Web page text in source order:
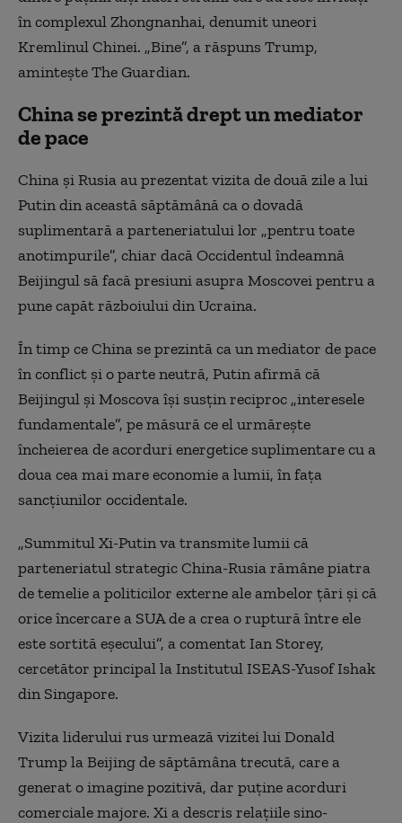
în complexul Zhongnanhai, denumit uneori
Kremlinul Chinei. „Bine”, a răspuns Trump,
amintește The Guardian.
China se prezintă drept un mediator
de pace
China şi Rusia au prezentat vizita de două zile a lui
Putin din această săptămână ca o dovadă
suplimentară a parteneriatului lor „pentru toate
anotimpurile”, chiar dacă Occidentul îndeamnă
Beijingul să facă presiuni asupra Moscovei pentru a
pune capăt războiului din Ucraina.
În timp ce China se prezintă ca un mediator de pace
în conflict şi o parte neutră, Putin afirmă că
Beijingul şi Moscova îşi susţin reciproc „interesele
fundamentale”, pe măsură ce el urmăreşte
încheierea de acorduri energetice suplimentare cu a
doua cea mai mare economie a lumii, în faţa
sancţiunilor occidentale.
„Summitul Xi-Putin va transmite lumii că
parteneriatul strategic China-Rusia rămâne piatra
de temelie a politicilor externe ale ambelor ţări şi că
orice încercare a SUA de a crea o ruptură între ele
este sortită eşecului”, a comentat Ian Storey,
cercetător principal la Institutul ISEAS-Yusof Ishak
din Singapore.
Vizita liderului rus urmează vizitei lui Donald
Trump la Beijing de săptămâna trecută, care a
generat o imagine pozitivă, dar puţine acorduri
comerciale majore. Xi a descris relaţiile sino-